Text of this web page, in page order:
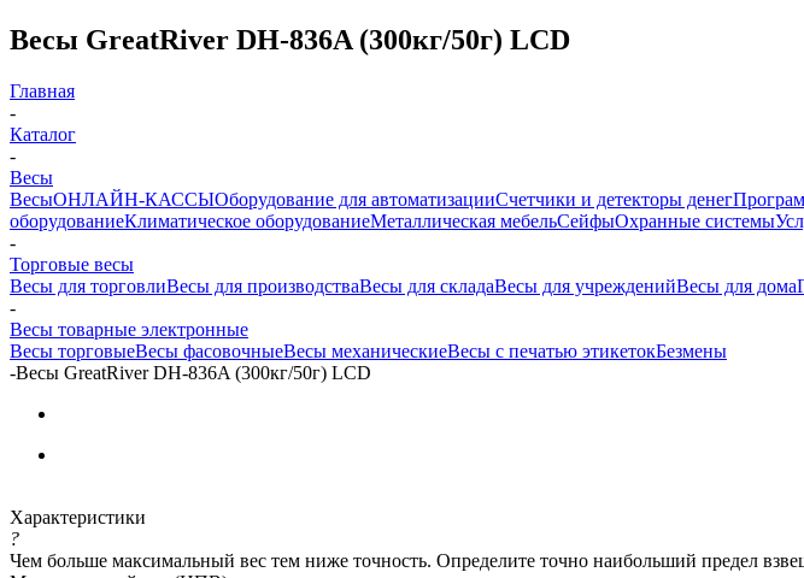
Весы GreatRiver DH-836A (300кг/50г) LCD
Главная
-
Каталог
-
Весы
ВесыОНЛАЙН-КАССЫОборудование для автоматизацииСчетчики и детекторы денег
оборудованиеКлиматическое оборудованиеМеталлическая мебельСейфыОхранные системы
-
Торговые весы
Весы для торговлиВесы для производстваВесы для складаВесы для учрежденийВесы для дома
-
Весы товарные электронные
Весы торговыеВесы фасовочныеВесы механическиеВесы с печатью этикетокБезмены
-Весы GreatRiver DH-836A (300кг/50г) LCD
Характеристики
?
Чем больше максимальный вес тем ниже точность. Определите точно наибольший предел